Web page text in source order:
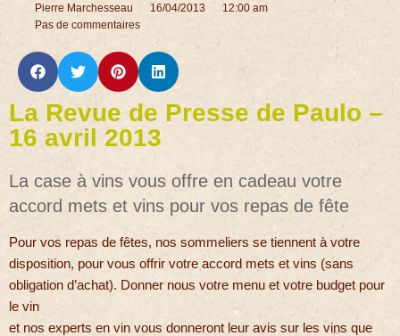
Pierre Marchesseau 16/04/2013
12:00 am
Pas de commentaires
La Revue de Presse de Paulo –
16 avril 2013
La case à vins vous offre en cadeau votre
accord mets et vins pour vos repas de fête
Pour vos repas de fêtes, nos sommeliers se tiennent à votre
disposition, pour vous offrir votre accord mets et vins (sans
obligation d’achat). Donner nous votre menu et votre budget pour
le vin
et nos experts en vin vous donneront leur avis sur les vins que